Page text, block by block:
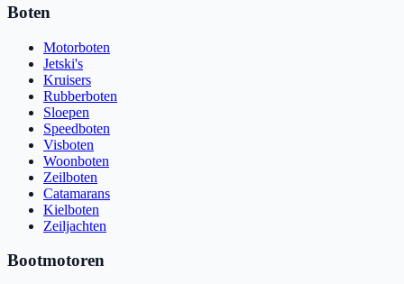
Boten
Motorboten
Jetski's
Kruisers
Rubberboten
Sloepen
Speedboten
Visboten
Woonboten
Zeilboten
Catamarans
Kielboten
Zeiljachten
Bootmotoren